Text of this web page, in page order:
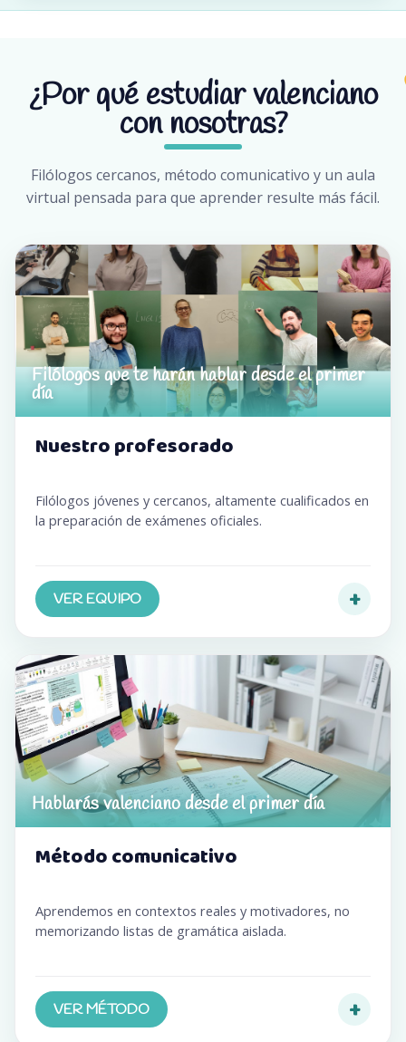
¿Por qué estudiar valenciano
con nosotras?
Filólogos cercanos, método comunicativo y un aula
virtual pensada para que aprender resulte más fácil.
Filólogos que te harán hablar desde el primer
día
Nuestro profesorado
Filólogos jóvenes y cercanos, altamente cualificados en
la preparación de exámenes oficiales.
VER EQUIPO +
Hablarás valenciano desde el primer día
Método comunicativo
Aprendemos en contextos reales y motivadores, no
memorizando listas de gramática aislada.
VER MÉTODO +